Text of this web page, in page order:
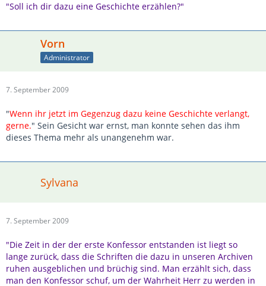
"Soll ich dir dazu eine Geschichte erzählen?"
Vorn
Administrator
7. September 2009
"Wenn ihr jetzt im Gegenzug dazu keine Geschichte verlangt,
gerne." Sein Gesicht war ernst, man konnte sehen das ihm
dieses Thema mehr als unangenehm war.
Sylvana
7. September 2009
"Die Zeit in der der erste Konfessor entstanden ist liegt so
lange zurück, dass die Schriften die dazu in unseren Archiven
ruhen ausgeblichen und brüchig sind. Man erzählt sich, dass
man den Konfessor schuf, um der Wahrheit Herr zu werden in